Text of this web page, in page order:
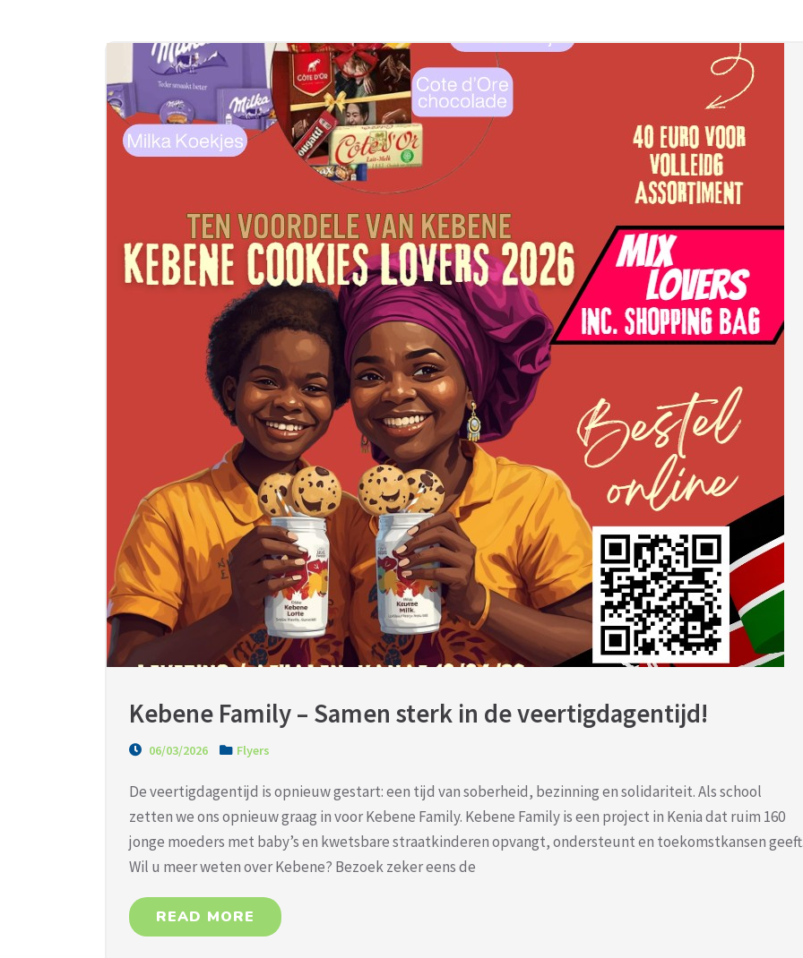
Kebene Family – Samen sterk in de veertigdagentijd!
06/03/2026 Flyers
De veertigdagentijd is opnieuw gestart: een tijd van soberheid, bezinning en solidariteit. Als school
zetten we ons opnieuw graag in voor Kebene Family. Kebene Family is een project in Kenia dat ruim 160
jonge moeders met baby’s en kwetsbare straatkinderen opvangt, ondersteunt en toekomstkansen
Wil u meer weten over Kebene? Bezoek zeker eens de
READ MORE